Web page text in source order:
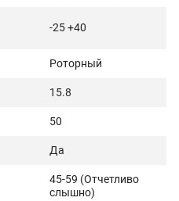
-25 +40
Роторный
15.8
50
Да
45-59 (Отчетливо
слышно)